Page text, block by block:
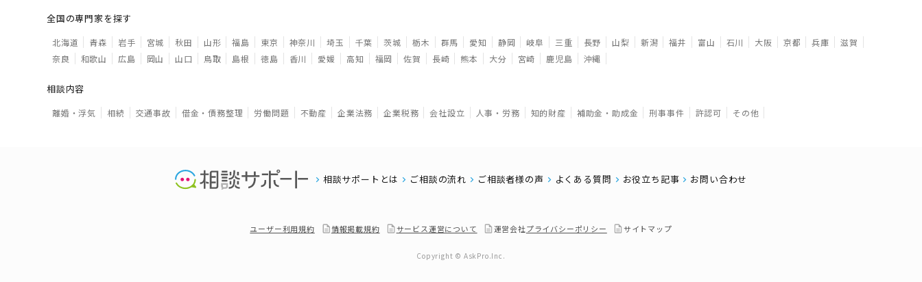
全国の専門家を探す
北海道 青森 岩手 宮城 秋田 山形 福島 東京 神奈川 埼玉 千葉 茨城 栃木 群馬 愛知 静岡 岐阜 三重 長野 山梨 新潟 福井 富山 石川 大阪 京都 兵庫
滋賀
奈良
和歌山 広島 岡山 山口 鳥取 島根 徳島 香川 愛媛 高知 福岡 佐賀 長崎 熊本 大分 宮崎 鹿児島 沖縄
相談内容
離婚・浮気 相続 交通事故 借金・債務整理 労働問題 不動産 企業法務 企業税務 会社設立 人事・労務 知的財産 補助金・助成金 刑事事件 許認可 その他
相談サポートとは ご相談の流れ ご相談者様の声 よくある質問 お役立ち記事 お問い合わせ
ユーザー利用規約 情報掲載規約 サービス運営について 運営会社プライバシーポリシー サイトマップ
Copyright © AskPro.Inc.